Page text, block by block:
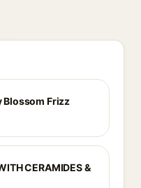
Blossom Frizz
CERAMIDES &